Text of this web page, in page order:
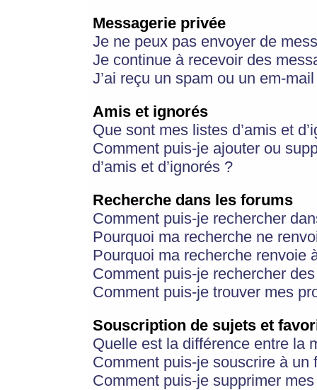
Messagerie privée
Je ne peux pas envoyer de
Je continue à recevoir des
J’ai reçu un spam ou un em-
Amis et ignorés
Que sont mes listes d’amis et
Comment puis-je ajouter ou
d’amis et d’ignorés ?
Recherche dans les forums
Comment puis-je rechercher
Pourquoi ma recherche ne
Pourquoi ma recherche renvoie
Comment puis-je rechercher
Comment puis-je trouver mes
Souscription de sujets et
Quelle est la différence entre la
Comment puis-je souscrire à
Comment puis-je supprimer